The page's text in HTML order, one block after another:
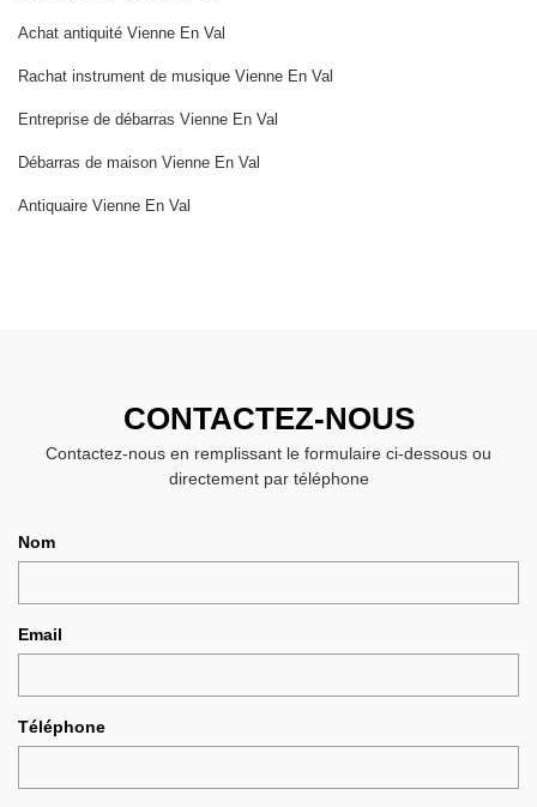
Achat antiquité Vienne En Val
Rachat instrument de musique Vienne En Val
Entreprise de débarras Vienne En Val
Débarras de maison Vienne En Val
Antiquaire Vienne En Val
CONTACTEZ-NOUS
Contactez-nous en remplissant le formulaire ci-dessous ou
directement par téléphone
Nom
Email
Téléphone